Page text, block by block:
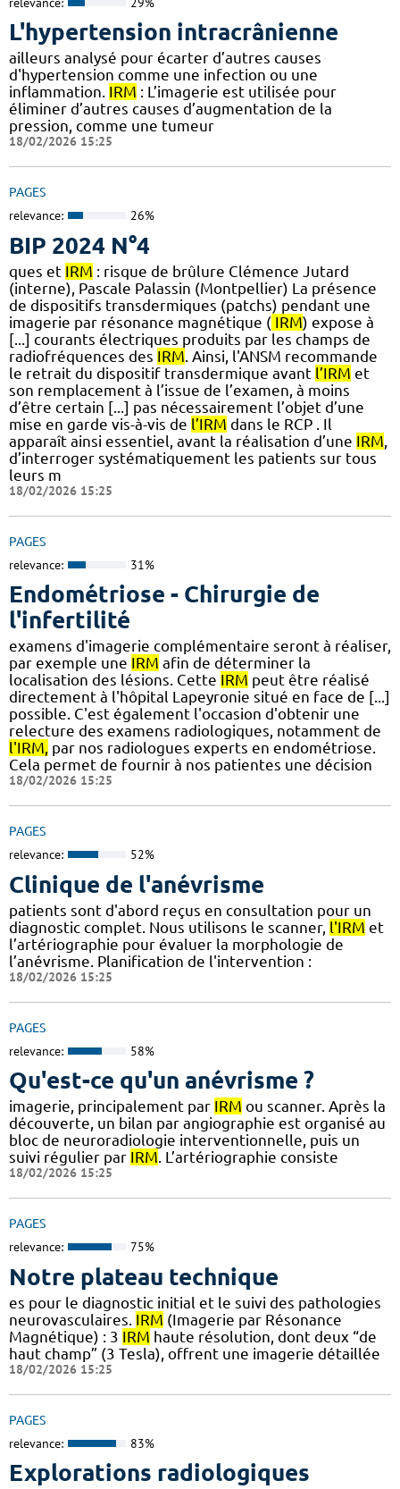
L'hypertension intracrânienne
ailleurs analysé pour écarter d’autres causes
d'hypertension comme une infection ou une
inflammation. IRM : L’imagerie est utilisée pour
éliminer d’autres causes d’augmentation de la
pression, comme une tumeur
18/02/2026 15:25
PAGES
relevance: 26%
BIP 2024 N°4
ques et IRM : risque de brûlure Clémence Jutard
(interne), Pascale Palassin (Montpellier) La présence
de dispositifs transdermiques (patchs) pendant une
imagerie par résonance magnétique ( IRM) expose à
[...] courants électriques produits par les champs de
radiofréquences des IRM . Ainsi, l'ANSM recommande
le retrait du dispositif transdermique avant l’IRM et
son remplacement à l’issue de l’examen, à moins
d’être certain [...] pas nécessairement l’objet d’une
mise en garde vis-à-vis de l’IRM dans le RCP . Il
apparaît ainsi essentiel, avant la réalisation d’une IRM
d’interroger systématiquement les patients sur tous
leurs m
18/02/2026 15:25
PAGES
relevance: 31%
Endométriose - Chirurgie de
l'infertilité
examens d'imagerie complémentaire seront à réaliser,
par exemple une IRM afin de déterminer la
localisation des lésions. Cette IRM peut être réalisé
directement à l'hôpital Lapeyronie situé en face de [...]
possible. C'est également l'occasion d'obtenir une
relecture des examens radiologiques, notamment de
l'IRM, par nos radiologues experts en endométriose.
Cela permet de fournir à nos patientes une décision
18/02/2026 15:25
PAGES
relevance: 52%
Clinique de l'anévrisme
patients sont d'abord reçus en consultation pour un
diagnostic complet. Nous utilisons le scanner, l'IRM et
l’artériographie pour évaluer la morphologie de
l’anévrisme. Planification de l'intervention :
18/02/2026 15:25
PAGES
relevance: 58%
Qu'est-ce qu'un anévrisme ?
imagerie, principalement par IRM ou scanner. Après la
découverte, un bilan par angiographie est organisé au
bloc de neuroradiologie interventionnelle, puis un
suivi régulier par IRM. L’artériographie consiste
18/02/2026 15:25
PAGES
relevance: 75%
Notre plateau technique
es pour le diagnostic initial et le suivi des pathologies
neurovasculaires. IRM (Imagerie par Résonance
Magnétique) : 3 IRM haute résolution, dont deux “de
haut champ” (3 Tesla), offrent une imagerie détaillée
18/02/2026 15:25
PAGES
relevance: 83%
Explorations radiologiques